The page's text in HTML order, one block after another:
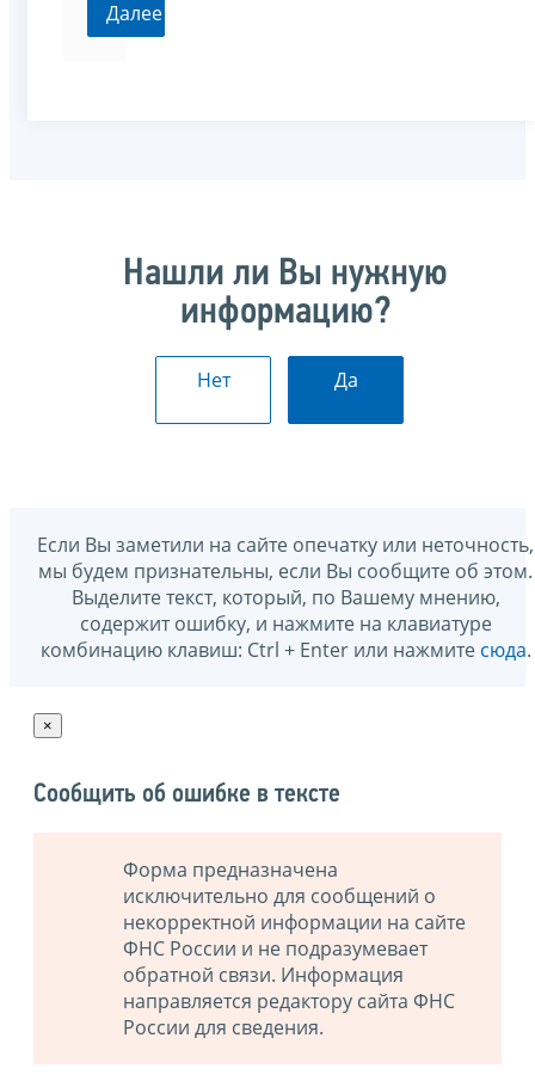
Нашли ли Вы нужную
информацию?
Нет Да
Если Вы заметили на сайте опечатку или неточность,
мы будем признательны, если Вы сообщите об этом.
Выделите текст, который, по Вашему мнению,
содержит ошибку, и нажмите на клавиатуре
комбинацию клавиш: Ctrl + Enter или нажмите сюда.
×
Сообщить об ошибке в тексте
Форма предназначена
исключительно для сообщений о
некорректной информации на сайте
ФНС России и не подразумевает
обратной связи. Информация
направляется редактору сайта ФНС
России для сведения.